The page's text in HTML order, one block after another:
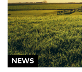
NEWS